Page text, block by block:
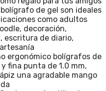
de gel son ideales
como adultos
decoración,
escritura de diario,
ergonómico bolígrafos de
fina punta de 1.0 mm,
una agradable mango